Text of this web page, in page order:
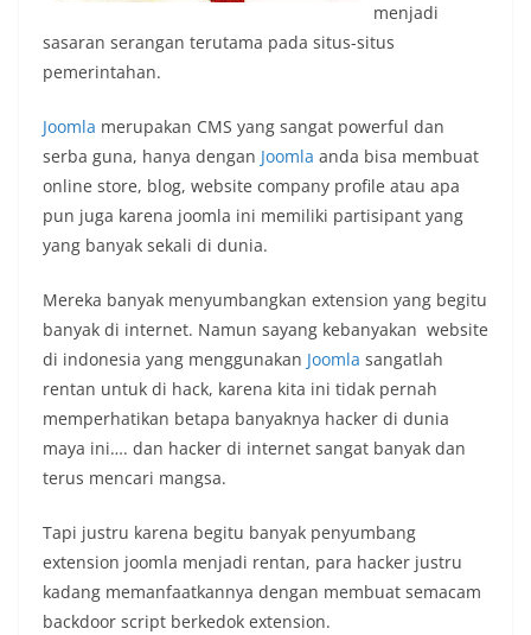
menjadi
sasaran serangan terutama pada situs-situs
pemerintahan.
Joomla merupakan CMS yang sangat powerful dan
serba guna, hanya dengan Joomla anda bisa membuat
online store, blog, website company profile atau apa
pun juga karena joomla ini memiliki partisipant yang
yang banyak sekali di dunia.
Mereka banyak menyumbangkan extension yang begitu
banyak di internet. Namun sayang kebanyakan website
di indonesia yang menggunakan Joomla sangatlah
rentan untuk di hack, karena kita ini tidak pernah
memperhatikan betapa banyaknya hacker di dunia
maya ini…. dan hacker di internet sangat banyak dan
terus mencari mangsa.
Tapi justru karena begitu banyak penyumbang
extension joomla menjadi rentan, para hacker justru
kadang memanfaatkannya dengan membuat semacam
backdoor script berkedok extension.